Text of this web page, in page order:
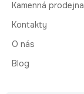
Kamenná prodejna
Kontakty
O nás
Blog